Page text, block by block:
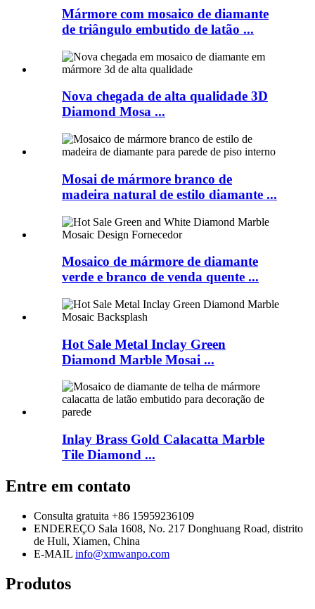
Mármore com mosaico de diamante
de triângulo embutido de latão ...
Nova chegada de alta qualidade 3D
Diamond Mosa ...
Mosai de mármore branco de
madeira natural de estilo diamante ...
Mosaico de mármore de diamante
verde e branco de venda quente ...
Hot Sale Metal Inclay Green
Diamond Marble Mosai ...
Inlay Brass Gold Calacatta Marble
Tile Diamond ...
Entre em contato
Consulta gratuita +86 15959236109
ENDEREÇO Sala 1608, No. 217 Donghuang Road, distrito
de Huli, Xiamen, China
E-MAIL info@xmwanpo.com
Produtos